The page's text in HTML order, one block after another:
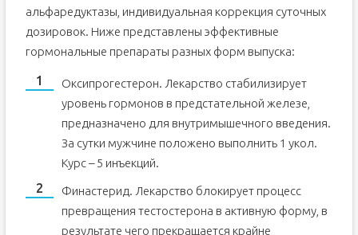
альфаредуктазы, индивидуальная коррекция суточных
дозировок. Ниже представлены эффективные
гормональные препараты разных форм выпуска:
Оксипрогестерон. Лекарство стабилизирует
уровень гормонов в предстательной железе,
предназначено для внутримышечного введения.
За сутки мужчине положено выполнить 1 укол.
Курс – 5 инъекций.
Финастерид. Лекарство блокирует процесс
превращения тестостерона в активную форму, в
результате чего прекращается крайне